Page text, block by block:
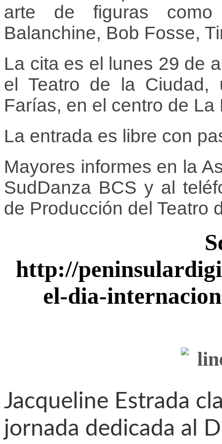
arte de figuras como
Balanchine, Bob Fosse,
La cita es el lunes 29 de
el Teatro de la Ciudad,
Farías, en el centro de La
La entrada es libre con
Mayores informes en la
SudDanza BCS y al
de Producción del Teatro
http://
el-dia-
Jacqueline Estrada
jornada dedicada al